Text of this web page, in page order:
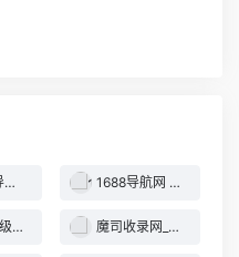
站牌网址导航收录网 | 精选网站导航，自动秒收录服务 - 最全网址收录！ 1688导航网 - 技术导航 - 名站网址 - 名站导航 - 免费外链 - 免费收录网站
墨雨免费2级域名 - 二级域名分发服务平台 魔司收录网_分类目录网_免费网站目录_网站收录_网址提交_免费收录网站